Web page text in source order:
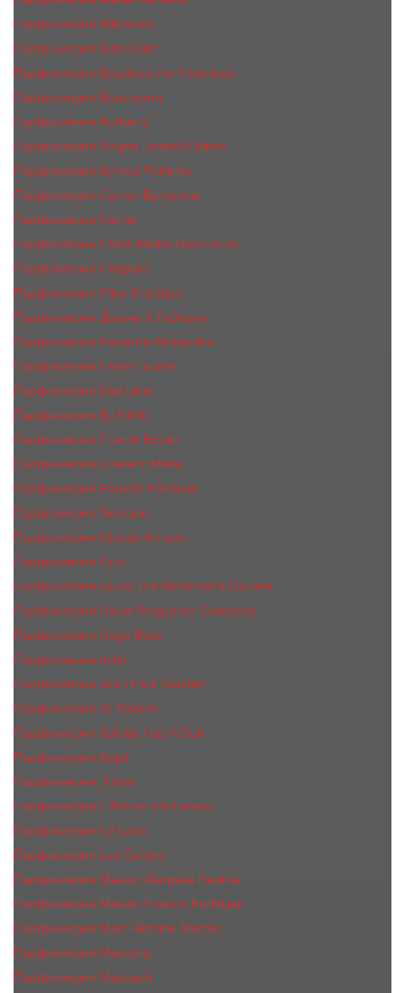
Парфюмерия Atkinsons
Парфюмерия Billie Eilish
Парфюмерия Boadicea the Victorious
Парфюмерия Boucheron
Парфюмерия Burberry
Парфюмерия Bvlgari Limited Edition
Парфюмерия Byredo Parfums
Парфюмерия Carner Barcelona
Парфюмерия Cartier
Парфюмерия Chloe Atelier Des Fleurs
Парфюмерия Сhopard
Парфюмерия Clive Christian
Парфюмерия Дольче & Габбана
Парфюмерия Escentric Molecules
Парфюмерия Estee Lаudеr
Парфюмерия Etat Libre
Парфюмерия Ex Nihilo
Парфюмерия Franck Boclet
Парфюмерия Frеderic Mаlle
Парфюмерия Fontela Premium
Парфюмерия Guerlain
Парфюмерия Giorgio Armani
Парфюмерия Gritti
Парфюмерия Gucci The Alchemist’s Garden.
Парфюмерия Haute Fragrance Company
Парфюмерия Hugo Boss
Парфюмерия Initio
Парфюмерия Jean Paul Gaultier
Парфюмерия Jо Malоnе
Парфюмерия Juliette Has A Gun
Парфюмерия Kajal
Парфюмерия_КiIiаn
Парфюмерия L'Artisan Parfumeur
Парфюмерия Le Labo
Парфюмерия Les Contes
Парфюмерия Maison Margiela Replica
Парфюмерия Maison Francis Kurkdjian
Парфюмерия Marc-Antoine Barrois
Парфюмерия Mancera
Парфюмерия Maybach